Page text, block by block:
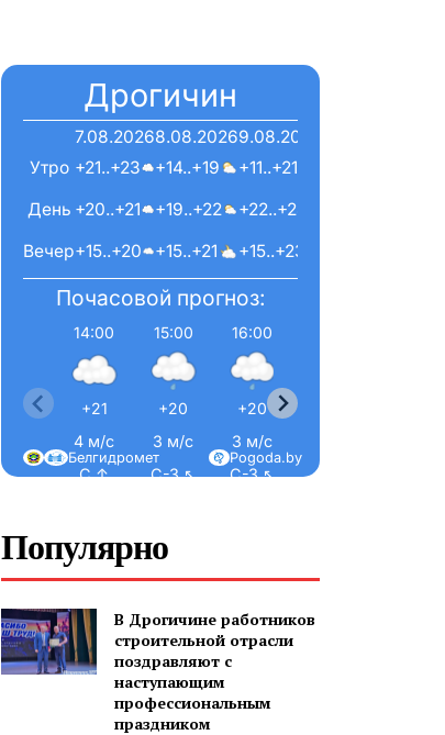
Дрогичин
7.08.2026
+21..+23
+20..+21
+15..+20
8.08.2026
+14..+19
+19..+22
+15..+21
9.08.2026
+11..+21
+22..+24
+15..+23
Вечер
День
Утро
Почасовой прогноз:
14:00
+21
4 м/с
С ↑
15:00
+20
3 м/с
С-З ↖
16:00
+20
3 м/с
С-З ↖
С-З ↖
Pogoda.by
Белгидромет
Популярно
В Дрогичине работников
строительной отрасли
поздравляют с
наступающим
профессиональным
праздником